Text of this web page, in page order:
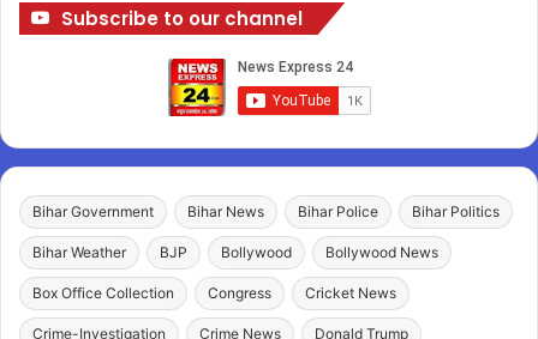
Subscribe to our channel
Bihar Government Bihar News Bihar Police Bihar Politics
Bihar Weather BJP Bollywood Bollywood News
Box Office Collection Congress Cricket News
Crime-Investigation Crime News Donald Trump